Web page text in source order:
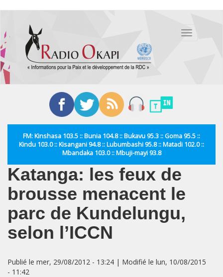
contenu
principal
Toggle
FM: Kinshasa 103.5 :: Bunia 104.8 :: Bukavu 95.3 :: Goma 95.5 ::
Kindu 103.0 :: Kisangani 94.8 :: Lubumbashi 95.8 :: Matadi 102.0 ::
Mbandaka 103.0 :: Mbuji-mayi 93.8
Katanga: les feux de
brousse menacent le
parc de Kundelungu,
selon l’ICCN
Publié le mer, 29/08/2012 - 13:24 | Modifié le lun, 10/08/2015
- 11:42